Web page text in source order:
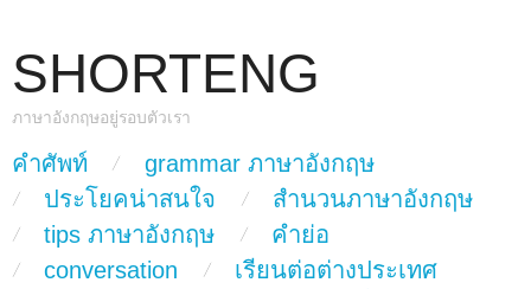
SHORTENG
ภาษาอังกฤษอยู่รอบตัวเรา
Main Menu
skip to content
คำศัพท์
grammar ภาษาอังกฤษ
ประโยคน่าสนใจ
สำนวนภาษาอังกฤษ
tips ภาษาอังกฤษ
คำย่อ
conversation
เรียนต่อต่างประเทศ